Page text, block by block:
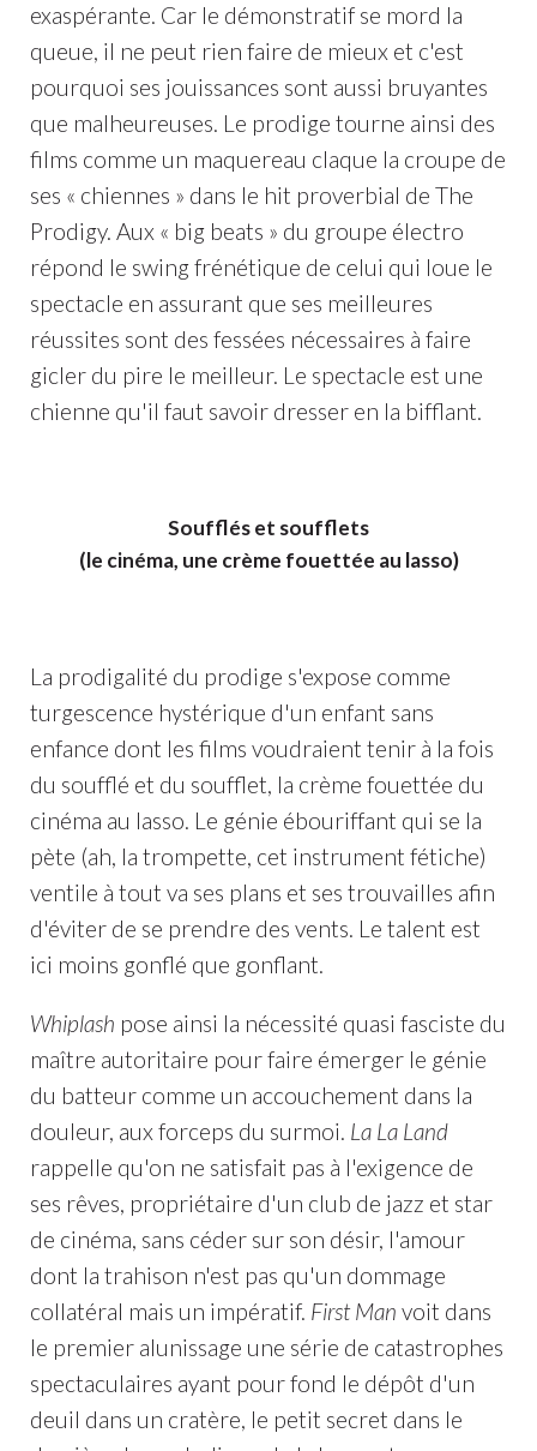
exaspérante. Car le démonstratif se mord la
queue, il ne peut rien faire de mieux et c'est
pourquoi ses jouissances sont aussi bruyantes
que malheureuses. Le prodige tourne ainsi des
films comme un maquereau claque la croupe de
ses « chiennes » dans le hit proverbial de The
Prodigy. Aux « big beats » du groupe électro
répond le swing frénétique de celui qui loue le
spectacle en assurant que ses meilleures
réussites sont des fessées nécessaires à faire
gicler du pire le meilleur. Le spectacle est une
chienne qu'il faut savoir dresser en la bifflant.
Soufflés et soufflets
(le cinéma, une crème fouettée au lasso)
La prodigalité du prodige s'expose comme
turgescence hystérique d'un enfant sans
enfance dont les films voudraient tenir à la fois
du soufflé et du soufflet, la crème fouettée du
cinéma au lasso. Le génie ébouriffant qui se la
pète (ah, la trompette, cet instrument fétiche)
ventile à tout va ses plans et ses trouvailles afin
d'éviter de se prendre des vents. Le talent est
ici moins gonflé que gonflant.
Whiplash pose ainsi la nécessité quasi fasciste du
maître autoritaire pour faire émerger le génie
du batteur comme un accouchement dans la
douleur, aux forceps du surmoi. La La Land
rappelle qu'on ne satisfait pas à l'exigence de
ses rêves, propriétaire d'un club de jazz et star
de cinéma, sans céder sur son désir, l'amour
dont la trahison n'est pas qu'un dommage
collatéral mais un impératif. First Man voit dans
le premier alunissage une série de catastrophes
spectaculaires ayant pour fond le dépôt d'un
deuil dans un cratère, le petit secret dans le